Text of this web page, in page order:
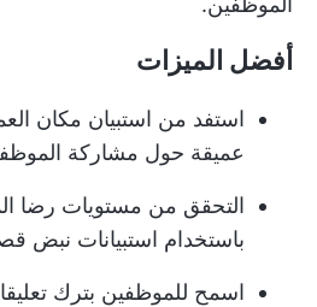
أفضل الميزات
استفد من استبيان مكان
عميقة حول مشاركة
التحقق من مستويات رضا
باستخدام استبيانات نبض
اسمح للموظفين بترك